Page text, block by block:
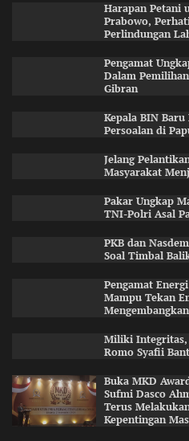
Harapan Petani
Prabowo,
Perlindungan
Pengamat
Dalam
Gibran
Kepala BIN
Persoalan di
Jelang
Masyarakat
Pakar Ungkap
TNI-Polri Asal
PKB dan
Soal Timbal
Pengamat
Mampu Tekan
Miliki Integritas,
Romo Syafii
Buka MKD
Sufmi Dasco
Terus
Kepentingan